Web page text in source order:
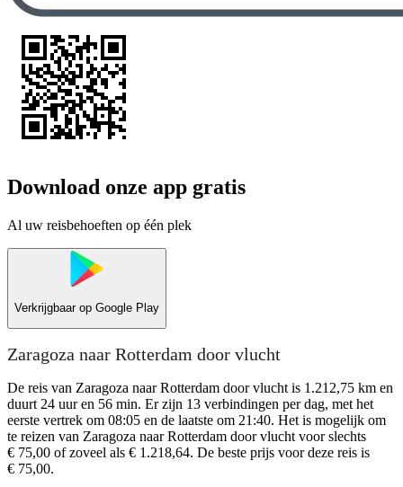
Download onze app gratis
Al uw reisbehoeften op één plek
Verkrijgbaar op Google Play
Zaragoza naar Rotterdam door vlucht
De reis van Zaragoza naar Rotterdam door vlucht is 1.212,75 km en
duurt 24 uur en 56 min. Er zijn 13 verbindingen per dag, met het
eerste vertrek om 08:05 en de laatste om 21:40. Het is mogelijk om
te reizen van Zaragoza naar Rotterdam door vlucht voor slechts
€ 75,00 of zoveel als € 1.218,64. De beste prijs voor deze reis is
€ 75,00.